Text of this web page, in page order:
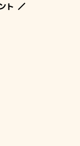
ト ／